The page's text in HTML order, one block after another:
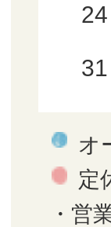
24
31
オ
定
・営